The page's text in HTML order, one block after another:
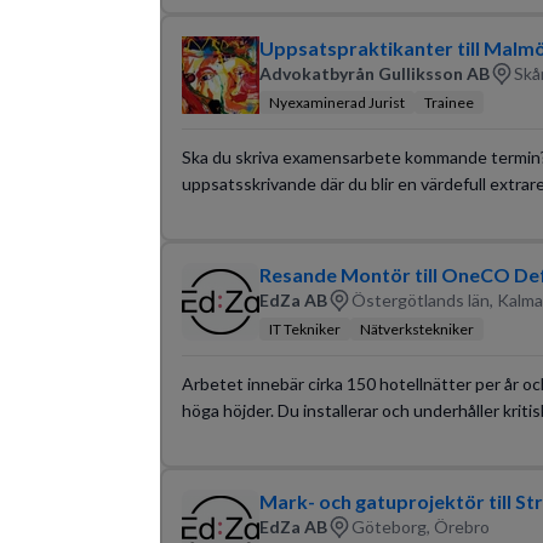
Uppsatspraktikanter till
Advokatbyrån Gulliksson AB
Nyexaminerad Jurist Trainee
Ska du skriva examensarbete kommande
uppsatsskrivande där du blir en värdefull
Resande Montör till OneCO
EdZa AB Östergötlands län,
IT Tekniker Nätverkstekniker
Arbetet innebär cirka 150 hotellnätter per år
höga höjder. Du installerar och underhåller
Mark- och gatuprojektör till
EdZa AB Göteborg, Örebro